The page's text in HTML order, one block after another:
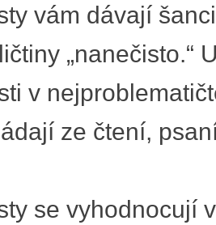
vám dávají
„nanečisto.“
v
ze čtení,
se vyhodnocují